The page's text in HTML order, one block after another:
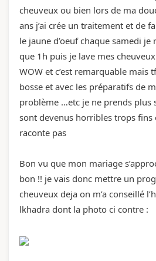
cheuveux ou bien lors de ma
ans j’ai crée un traitement et de
le jaune d’oeuf chaque samedi je
que 1h puis je lave mes
WOW et c’est remarquable mais
bosse et avec les préparatifs de
problème …etc je ne prends plus
sont devenus horribles trops fins
raconte pas
Bon vu que mon mariage
bon !! je vais donc mettre un
cheuveux deja on m’a conseillé
lkhadra dont la photo ci contre :